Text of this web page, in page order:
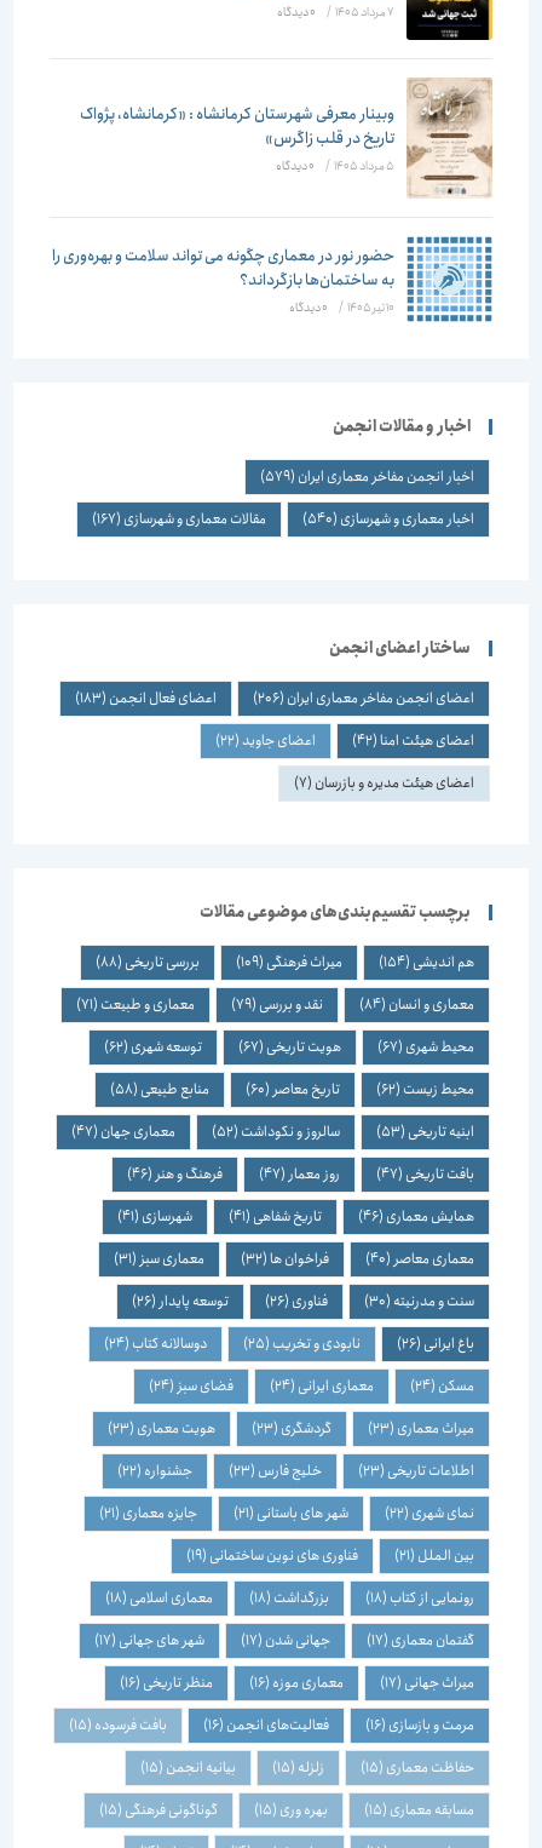
7 مرداد 1405 / ۰ دیدگاه
وبینار معرفی شهرستان کرمانشاه : «کرمانشاه، پژواک
تاریخ در قلب زاگرس»
5 مرداد 1405 / ۰ دیدگاه
حضور نور در معماری چگونه می تواند سلامت و بهره‌وری را
به ساختمان‌ها بازگرداند؟
10 تیر 1405 / ۰ دیدگاه
اخبار و مقالات انجمن
اخبار انجمن مفاخر معماری ایران(579)
اخبار معماری و شهرسازی(540) مقالات معماری و شهرسازی(167)
ساختار اعضای انجمن
اعضای انجمن مفاخر معماری ایران(206) اعضای فعال انجمن(183)
اعضای هیئت امنا (42) اعضای جاوید(22)
اعضای هیئت مدیره و بازرسان(7)
برچسب تقسیم‌بندی‌های موضوعی مقالات
هم اندیشی(154) میراث فرهنگی(109) بررسی تاریخی(88)
معماری و انسان(84) نقد و بررسی(79) معماری و طبیعت(71)
محیط شهری(67) هویت تاریخی(67) توسعه شهری(62)
محیط زیست(62) تاریخ معاصر(60) منابع طبیعی(58)
ابنیه تاریخی(53) سالروز و نکوداشت(52) معماری جهان(47)
بافت تاریخی(47) روز معمار(47) فرهنگ و هنر(46)
همایش معماری(46) تاریخ شفاهی(41) شهرسازی(41)
معماری معاصر(40) فراخوان ها(32) معماری سبز(31)
سنت و مدرنیته(30) فناوری(26) توسعه پایدار(26)
باغ ایرانی(26) نابودی و تخریب(25) دوسالانه کتاب(24)
مسکن(24) معماری ایرانی(24) فضای سبز(24)
میراث معماری(23) گردشگری(23) هویت معماری(23)
اطلاعات تاریخی(23) خلیج فارس(23) جشنواره(22)
نمای شهری(22) شهر های باستانی(21) جایزه معماری(21)
بین الملل(21) فناوری های نوین ساختمانی(19)
رونمایی از کتاب(18) بزرگداشت(18) معماری اسلامی(18)
گفتمان معماری(17) جهانی شدن(17) شهر های جهانی(17)
میراث جهانی(17) معماری موزه(16) منظر تاریخی(16)
مرمت و بازسازی(16) فعالیت‌های انجمن(16) بافت فرسوده(15)
حفاظت معماری(15) زلزله(15) بیانیه انجمن(15)
مسابقه معماری(15) بهره وری(15) گوناگونی فرهنگی(15)